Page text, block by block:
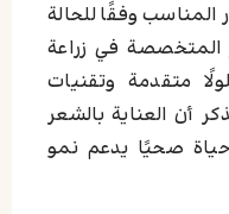
وفقًا للحالة
المتخصصة في زراعة
متقدمة وتقنيات
أن العناية بالشعر
صحيًا يدعم نمو